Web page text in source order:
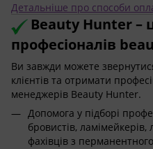
Детальніше про способи
Beauty Hunter –
професіоналів
Ви завжди можете
клієнтів та отримати
менеджерів Beauty Hunter.
Допомога у підборі
бровистів, ламімейкерів,
фахівців з